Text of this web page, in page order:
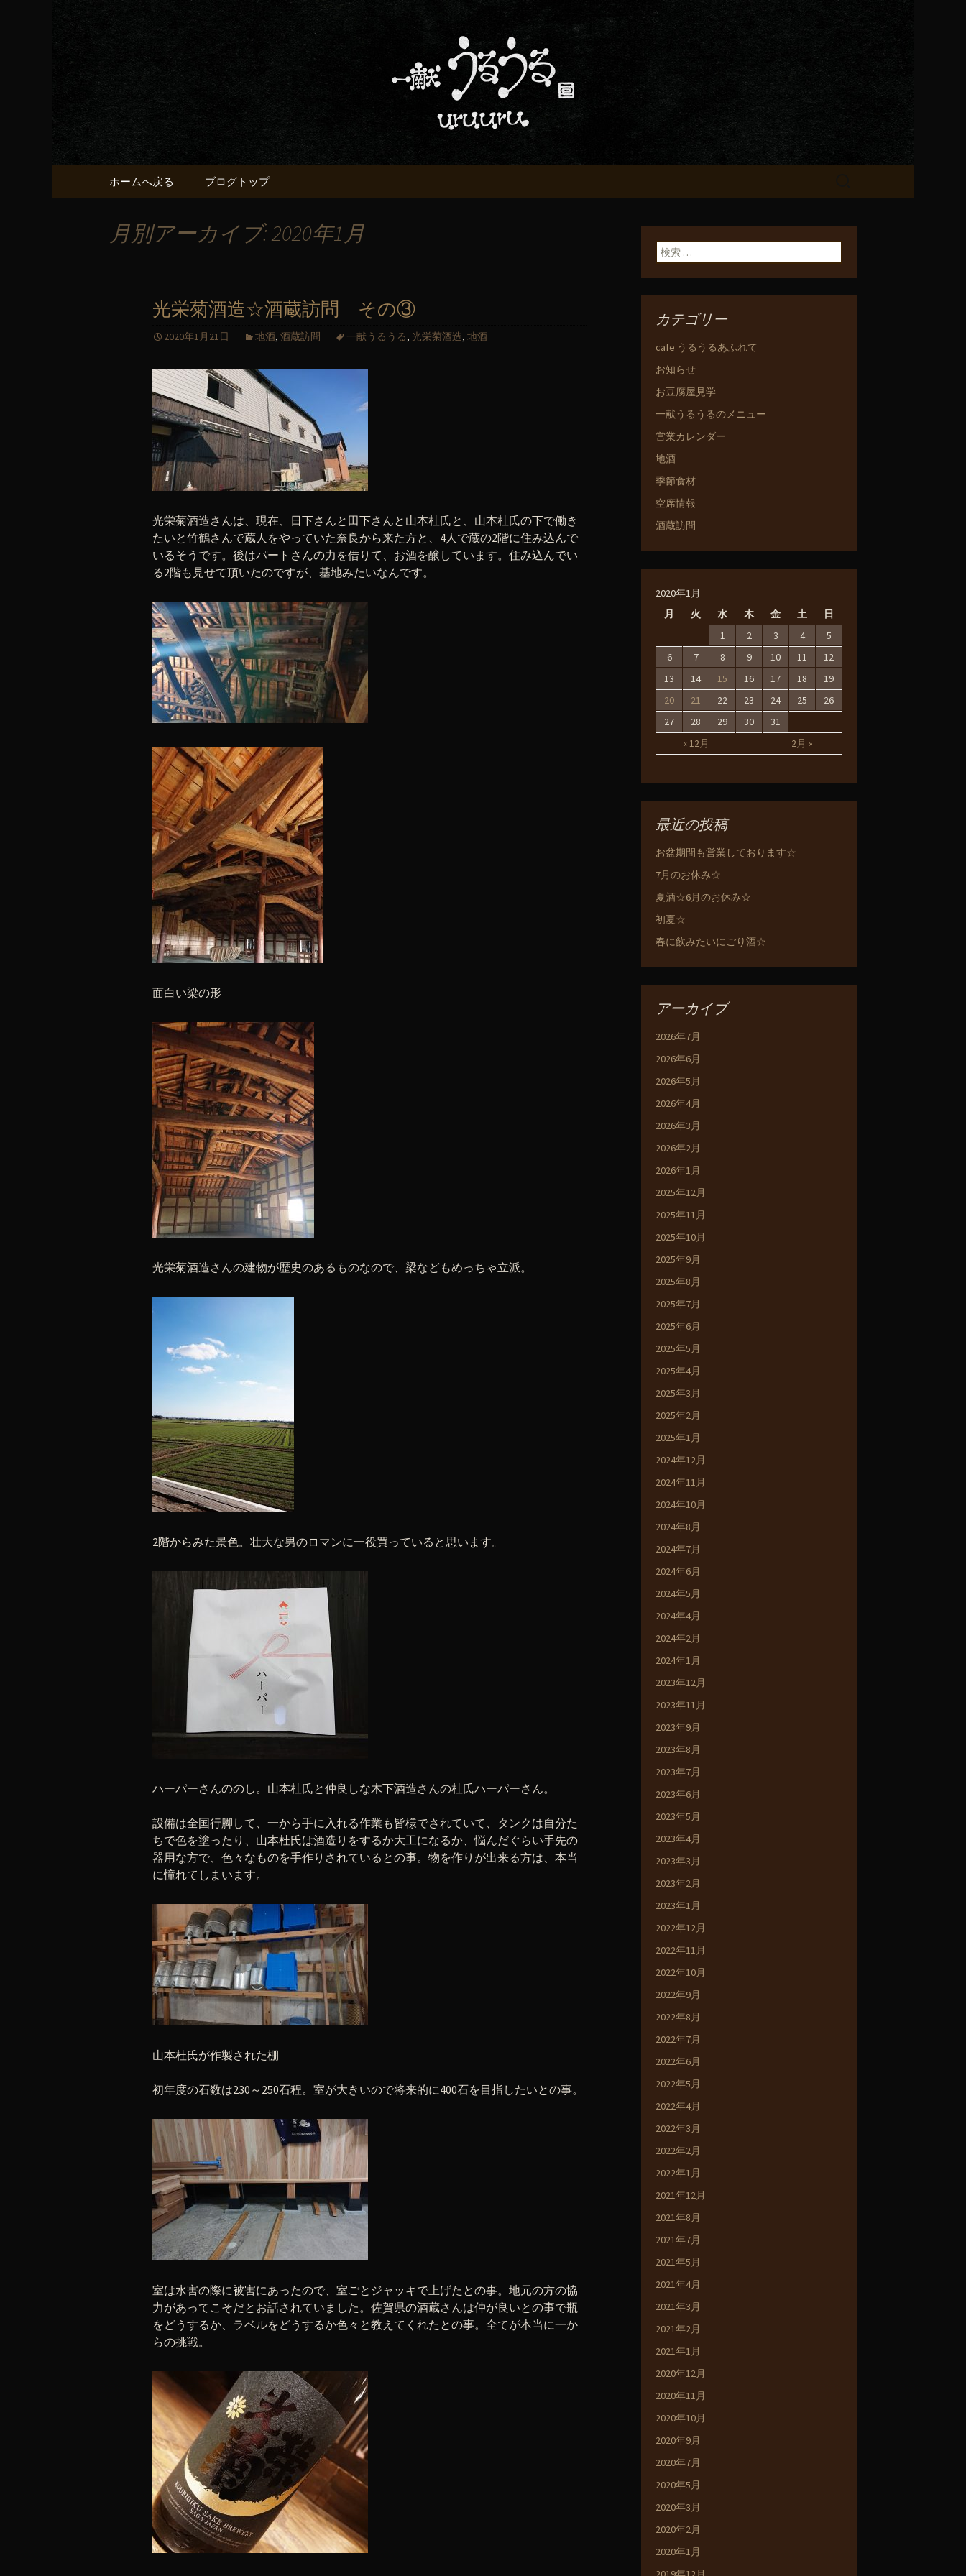
京都・五条でおいしい地酒が飲める「一
献うるうる」のブログ
京都・五条烏丸の町屋居酒屋「一献うるうる」からのお知らせ
コンテンツへ移動
ホームへ戻る ブログトップ
月別アーカイブ: 2020年1月
光栄菊酒造☆酒蔵訪問 その③
2020年1月21日 地酒, 酒蔵訪問 一献うるうる, 光栄菊酒造, 地酒
光栄菊酒造さんは、現在、日下さんと田下さんと山本杜氏と、山本杜氏の下で働き
たいと竹鶴さんで蔵人をやっていた奈良から来た方と、4人で蔵の2階に住み込んで
いるそうです。後はパートさんの力を借りて、お酒を醸しています。住み込んでい
る2階も見せて頂いたのですが、基地みたいなんです。
面白い梁の形
光栄菊酒造さんの建物が歴史のあるものなので、梁などもめっちゃ立派。
2階からみた景色。壮大な男のロマンに一役買っていると思います。
ハーパーさんののし。山本杜氏と仲良しな木下酒造さんの杜氏ハーパーさん。
設備は全国行脚して、一から手に入れる作業も皆様でされていて、タンクは自分た
ちで色を塗ったり、山本杜氏は酒造りをするか大工になるか、悩んだぐらい手先の
器用な方で、色々なものを手作りされているとの事。物を作りが出来る方は、本当
に憧れてしまいます。
山本杜氏が作製された棚
初年度の石数は230～250石程。室が大きいので将来的に400石を目指したいとの事。
室は水害の際に被害にあったので、室ごとジャッキで上げたとの事。地元の方の協
力があってこそだとお話されていました。佐賀県の酒蔵さんは仲が良いとの事で瓶
をどうするか、ラベルをどうするか色々と教えてくれたとの事。全てが本当に一か
らの挑戦。
検索:
カテゴリー
cafe うるうるあふれて
お知らせ
お豆腐屋見学
一献うるうるのメニュー
営業カレンダー
地酒
季節食材
空席情報
酒蔵訪問
2020年1月
月
火 水 木 金 土 日
« 12月 2月 »
1 2 3 4
5
6
7 8 9 10 11
12
13
14 15 16 17 18
19
20
21 22 23 24 25
26
27
28 29 30 31
最近の投稿
お盆期間も営業しております☆
7月のお休み☆
夏酒☆6月のお休み☆
初夏☆
春に飲みたいにごり酒☆
アーカイブ
2026年7月
2026年6月
2026年5月
2026年4月
2026年3月
2026年2月
2026年1月
2025年12月
2025年11月
2025年10月
2025年9月
2025年8月
2025年7月
2025年6月
2025年5月
2025年4月
2025年3月
2025年2月
2025年1月
2024年12月
2024年11月
2024年10月
2024年8月
2024年7月
2024年6月
2024年5月
2024年4月
2024年2月
2024年1月
2023年12月
2023年11月
2023年9月
2023年8月
2023年7月
2023年6月
2023年5月
2023年4月
2023年3月
2023年2月
2023年1月
2022年12月
2022年11月
2022年10月
2022年9月
2022年8月
2022年7月
2022年6月
2022年5月
2022年4月
2022年3月
2022年2月
2022年1月
2021年12月
2021年8月
2021年7月
2021年5月
2021年4月
2021年3月
2021年2月
2021年1月
2020年12月
2020年11月
2020年10月
2020年9月
2020年7月
2020年5月
2020年3月
2020年2月
2020年1月